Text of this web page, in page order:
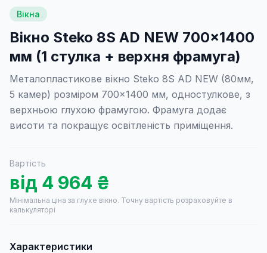
Вікна
Вікно Steko 8S AD NEW 700×1400
мм (1 стулка + верхня фрамуга)
Металопластикове вікно Steko 8S AD NEW (80мм,
5 камер) розміром 700×1400 мм, одностулкове, з
верхньою глухою фрамугою. Фрамуга додає
висоти та покращує освітленість приміщення.
Вартість
від 4 964 ₴
Мінімальна ціна за глухе вікно. Точну вартість розраховуйте в
калькуляторі
Характеристики